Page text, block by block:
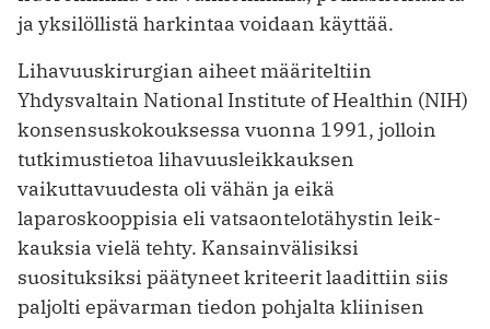
ja yksilöllistä harkintaa voidaan käyttää.
Lihavuuskirurgian aiheet määriteltiin
Yhdysvaltain National Institute of Healthin (NIH)
konsensuskokouksessa vuonna 1991, jolloin
tutkimustietoa lihavuusleikkauksen
vaikuttavuudesta oli vähän ja eikä
laparoskooppisia eli vatsaontelotähystin leik­
kauksia vielä tehty. Kansainvälisiksi
suosituksiksi päätyneet kriteerit laadittiin siis
paljolti epävarman tiedon pohjalta kliinisen